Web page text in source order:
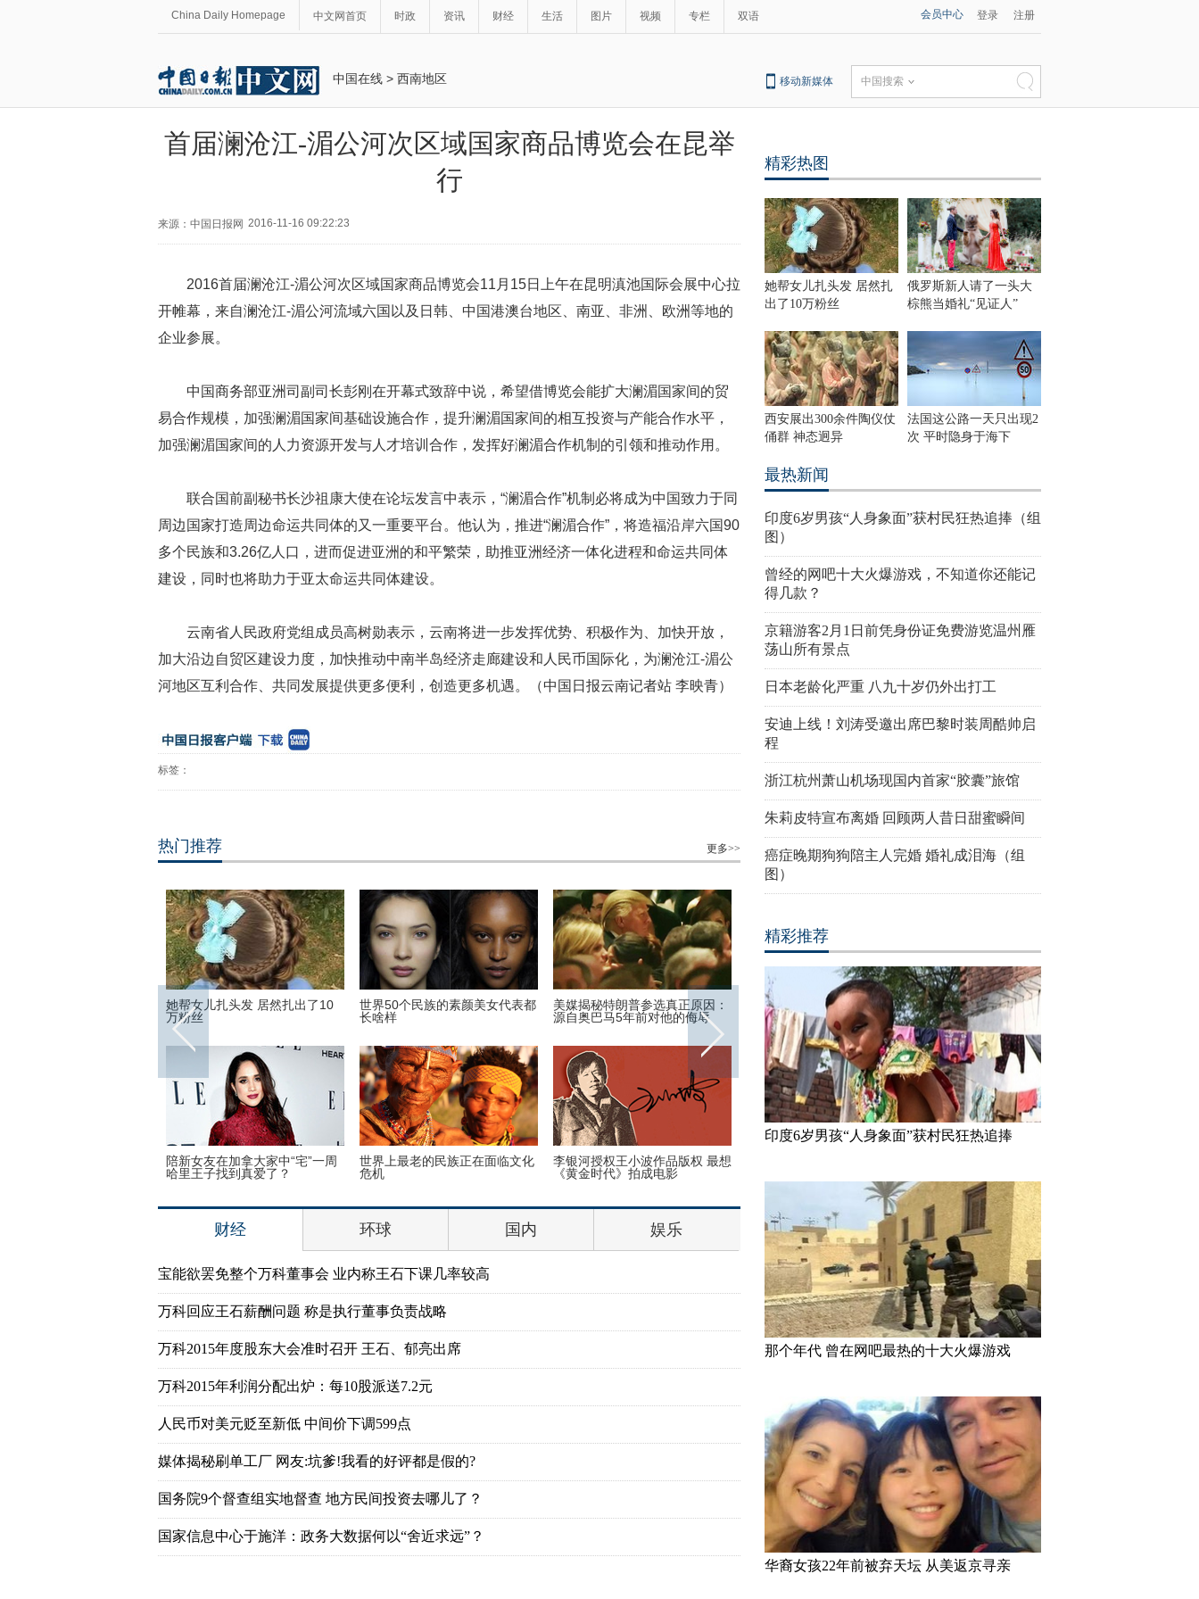
China Daily Homepage 中文网首页 时政 资讯 财经 生活 图片 视频 专栏 双语 会员中心 登录 注册
中国在线 > 西南地区 移动新媒体 中国搜索
首届澜沧江-湄公河次区域国家商品博览会在昆举
行
来源：中国日报网 2016-11-16 09:22:23
2016首届澜沧江-湄公河次区域国家商品博览会11月15日上午在昆明滇池国际会展中心拉
开帷幕，来自澜沧江-湄公河流域六国以及日韩、中国港澳台地区、南亚、非洲、欧洲等地的
企业参展。
中国商务部亚洲司副司长彭刚在开幕式致辞中说，希望借博览会能扩大澜湄国家间的贸
易合作规模，加强澜湄国家间基础设施合作，提升澜湄国家间的相互投资与产能合作水平，
加强澜湄国家间的人力资源开发与人才培训合作，发挥好澜湄合作机制的引领和推动作用。
联合国前副秘书长沙祖康大使在论坛发言中表示，“澜湄合作”机制必将成为中国致力于同
周边国家打造周边命运共同体的又一重要平台。他认为，推进“澜湄合作”，将造福沿岸六国90
多个民族和3.26亿人口，进而促进亚洲的和平繁荣，助推亚洲经济一体化进程和命运共同体
建设，同时也将助力于亚太命运共同体建设。
云南省人民政府党组成员高树勋表示，云南将进一步发挥优势、积极作为、加快开放，
加大沿边自贸区建设力度，加快推动中南半岛经济走廊建设和人民币国际化，为澜沧江-湄公
河地区互利合作、共同发展提供更多便利，创造更多机遇。（中国日报云南记者站 李映青）
标签：
热门推荐 更多>>
她帮女儿扎头发 居然扎出了10
万粉丝
世界50个民族的素颜美女代表都
长啥样
美媒揭秘特朗普参选真正原因：
源自奥巴马5年前对他的侮辱
陪新女友在加拿大家中“宅”一周
哈里王子找到真爱了？
世界上最老的民族正在面临文化
危机
李银河授权王小波作品版权 最想
《黄金时代》拍成电影
安迪上线！刘涛受邀出席巴黎时
装周酷帅启程
古装最美“眉心坠”造型，她艳压
贾静雯夺冠
财经 环球 国内 娱乐
宝能欲罢免整个万科董事会 业内称王石下课几率较高
万科回应王石薪酬问题 称是执行董事负责战略
万科2015年度股东大会准时召开 王石、郁亮出席
万科2015年利润分配出炉：每10股派送7.2元
人民币对美元贬至新低 中间价下调599点
媒体揭秘刷单工厂 网友:坑爹!我看的好评都是假的?
国务院9个督查组实地督查 地方民间投资去哪儿了？
国家信息中心于施洋：政务大数据何以“舍近求远”？
精彩热图
她帮女儿扎头发 居然扎
出了10万粉丝
俄罗斯新人请了一头大
棕熊当婚礼“见证人”
西安展出300余件陶仪仗
俑群 神态迥异
法国这公路一天只出现2
次 平时隐身于海下
最热新闻
印度6岁男孩“人身象面”获村民狂热追捧（组
图）
曾经的网吧十大火爆游戏，不知道你还能记
得几款？
京籍游客2月1日前凭身份证免费游览温州雁
荡山所有景点
日本老龄化严重 八九十岁仍外出打工
安迪上线！刘涛受邀出席巴黎时装周酷帅启
程
浙江杭州萧山机场现国内首家“胶囊”旅馆
朱莉皮特宣布离婚 回顾两人昔日甜蜜瞬间
癌症晚期狗狗陪主人完婚 婚礼成泪海（组
图）
精彩推荐
印度6岁男孩“人身象面”获村民狂热追捧
那个年代 曾在网吧最热的十大火爆游戏
华裔女孩22年前被弃天坛 从美返京寻亲